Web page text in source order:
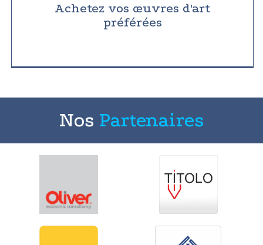
Achetez vos œuvres d'art
préférées
Nos Partenaires